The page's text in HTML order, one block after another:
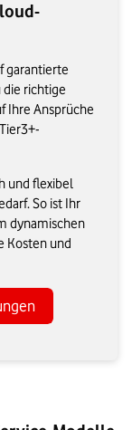
garantierte
die richtige
Ihre Ansprüche
und flexibel
So ist Ihr
dynamischen
Kosten und